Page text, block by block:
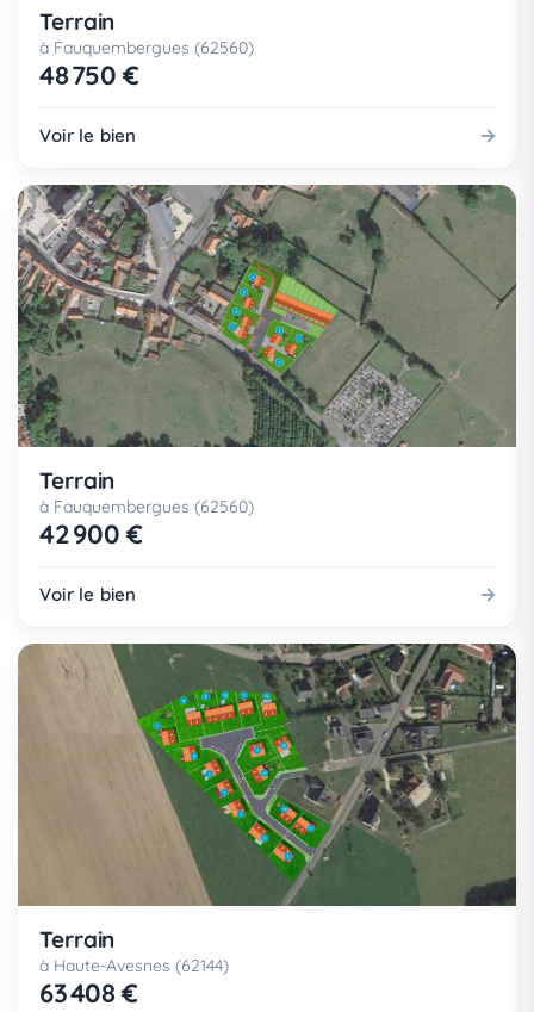
Terrain
à Fauquembergues (62560)
48 750 €
Voir le bien
Terrain
à Fauquembergues (62560)
42 900 €
Voir le bien
Terrain
à Haute-Avesnes (62144)
63 408 €